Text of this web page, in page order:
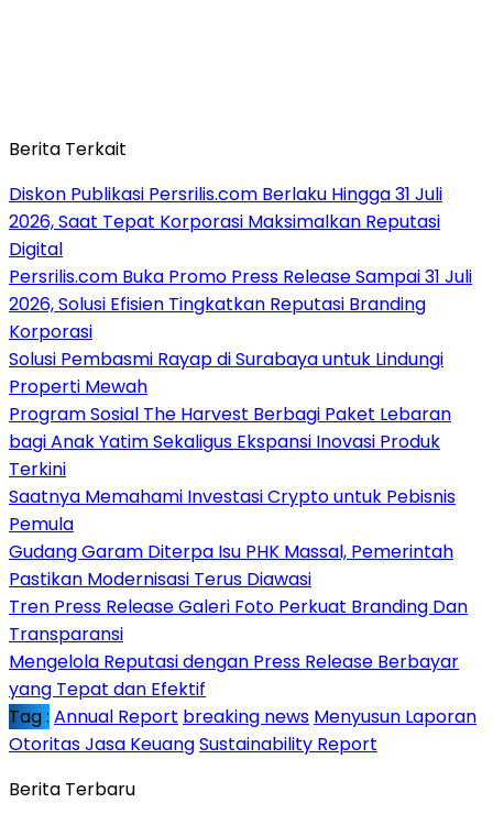
Berita Terkait
Diskon Publikasi Persrilis.com Berlaku Hingga 31 Juli
2026, Saat Tepat Korporasi Maksimalkan Reputasi
Digital
Persrilis.com Buka Promo Press Release Sampai 31 Juli
2026, Solusi Efisien Tingkatkan Reputasi Branding
Korporasi
Solusi Pembasmi Rayap di Surabaya untuk Lindungi
Properti Mewah
Program Sosial The Harvest Berbagi Paket Lebaran
bagi Anak Yatim Sekaligus Ekspansi Inovasi Produk
Terkini
Saatnya Memahami Investasi Crypto untuk Pebisnis
Pemula
Gudang Garam Diterpa Isu PHK Massal, Pemerintah
Pastikan Modernisasi Terus Diawasi
Tren Press Release Galeri Foto Perkuat Branding Dan
Transparansi
Mengelola Reputasi dengan Press Release Berbayar
yang Tepat dan Efektif
Tag : Annual Report breaking news Menyusun Laporan
Otoritas Jasa KeuangSustainability Report
Berita Terbaru